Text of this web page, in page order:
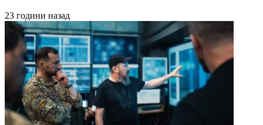
23 години назад